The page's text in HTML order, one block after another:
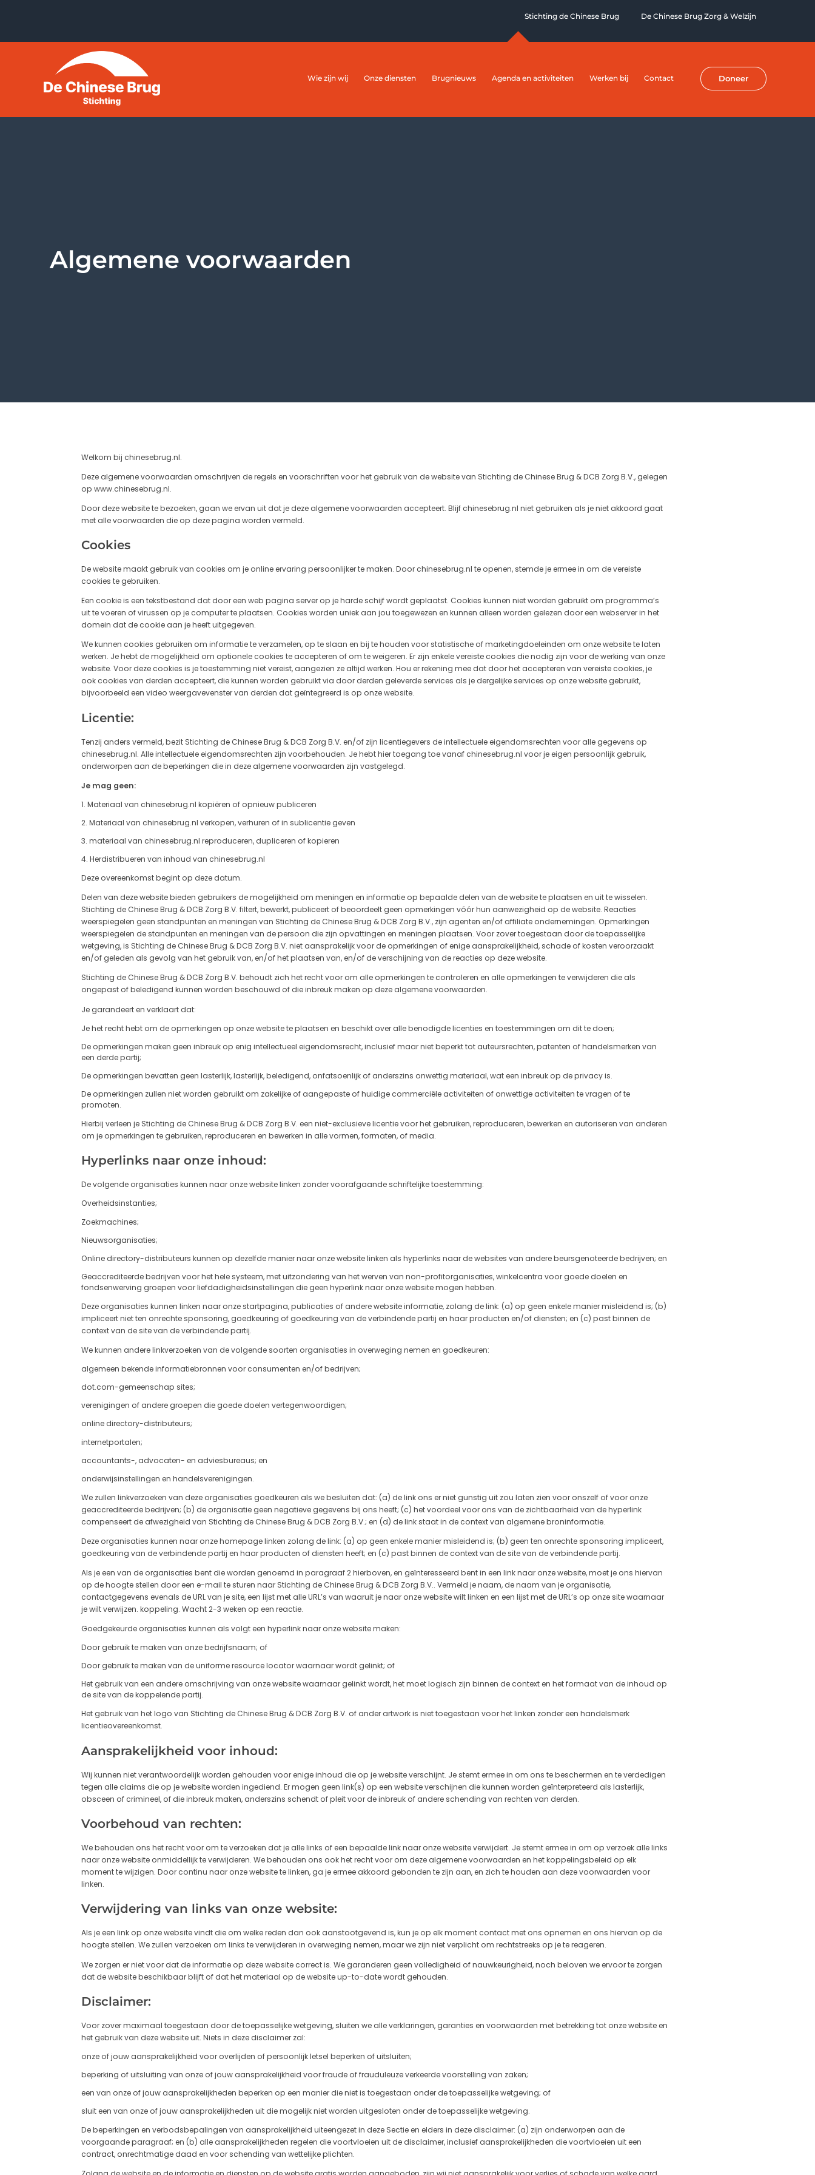
Stichting de Chinese Brug De Chinese Brug Zorg & Welzijn
Wie zijn wij Onze diensten Brugnieuws Agenda en activiteiten Werken bij Contact Doneer
Algemene voorwaarden
Welkom bij chinesebrug.nl.
Deze algemene voorwaarden omschrijven de regels en voorschriften voor het gebruik van de website van Stichting de Chinese Brug & DCB Zorg B.V., gelegen
op www.chinesebrug.nl.
Door deze website te bezoeken, gaan we ervan uit dat je deze algemene voorwaarden accepteert. Blijf chinesebrug.nl niet gebruiken als je niet akkoord gaat
met alle voorwaarden die op deze pagina worden vermeld.
Cookies
De website maakt gebruik van cookies om je online ervaring persoonlijker te maken. Door chinesebrug.nl te openen, stemde je ermee in om de vereiste
cookies te gebruiken.
Een cookie is een tekstbestand dat door een web pagina server op je harde schijf wordt geplaatst. Cookies kunnen niet worden gebruikt om programma’s
uit te voeren of virussen op je computer te plaatsen. Cookies worden uniek aan jou toegewezen en kunnen alleen worden gelezen door een webserver in het
domein dat de cookie aan je heeft uitgegeven.
We kunnen cookies gebruiken om informatie te verzamelen, op te slaan en bij te houden voor statistische of marketingdoeleinden om onze website te laten
werken. Je hebt de mogelijkheid om optionele cookies te accepteren of om te weigeren. Er zijn enkele vereiste cookies die nodig zijn voor de werking van onze
website. Voor deze cookies is je toestemming niet vereist, aangezien ze altijd werken. Hou er rekening mee dat door het accepteren van vereiste cookies, je
ook cookies van derden accepteert, die kunnen worden gebruikt via door derden geleverde services als je dergelijke services op onze website gebruikt,
bijvoorbeeld een video weergavevenster van derden dat geïntegreerd is op onze website.
Licentie:
Tenzij anders vermeld, bezit Stichting de Chinese Brug & DCB Zorg B.V. en/of zijn licentiegevers de intellectuele eigendomsrechten voor alle gegevens op
chinesebrug.nl. Alle intellectuele eigendomsrechten zijn voorbehouden. Je hebt hier toegang toe vanaf chinesebrug.nl voor je eigen persoonlijk gebruik,
onderworpen aan de beperkingen die in deze algemene voorwaarden zijn vastgelegd.
Je mag geen:
Materiaal van chinesebrug.nl kopiëren of opnieuw publiceren
Materiaal van chinesebrug.nl verkopen, verhuren of in sublicentie geven
materiaal van chinesebrug.nl reproduceren, dupliceren of kopieren
Herdistribueren van inhoud van chinesebrug.nl
Deze overeenkomst begint op deze datum.
Delen van deze website bieden gebruikers de mogelijkheid om meningen en informatie op bepaalde delen van de website te plaatsen en uit te wisselen.
Stichting de Chinese Brug & DCB Zorg B.V. filtert, bewerkt, publiceert of beoordeelt geen opmerkingen vóór hun aanwezigheid op de website. Reacties
weerspiegelen geen standpunten en meningen van Stichting de Chinese Brug & DCB Zorg B.V., zijn agenten en/of affiliate ondernemingen. Opmerkingen
weerspiegelen de standpunten en meningen van de persoon die zijn opvattingen en meningen plaatsen. Voor zover toegestaan ​​door de toepasselijke
wetgeving, is Stichting de Chinese Brug & DCB Zorg B.V. niet aansprakelijk voor de opmerkingen of enige aansprakelijkheid, schade of kosten veroorzaakt
en/of geleden als gevolg van het gebruik van, en/of het plaatsen van, en/of de verschijning van de reacties op deze website.
Stichting de Chinese Brug & DCB Zorg B.V. behoudt zich het recht voor om alle opmerkingen te controleren en alle opmerkingen te verwijderen die als
ongepast of beledigend kunnen worden beschouwd of die inbreuk maken op deze algemene voorwaarden.
Je garandeert en verklaart dat:
Je het recht hebt om de opmerkingen op onze website te plaatsen en beschikt over alle benodigde licenties en toestemmingen om dit te doen;
De opmerkingen maken geen inbreuk op enig intellectueel eigendomsrecht, inclusief maar niet beperkt tot auteursrechten, patenten of handelsmerken van
een derde partij;
De opmerkingen bevatten geen lasterlijk, lasterlijk, beledigend, onfatsoenlijk of anderszins onwettig materiaal, wat een inbreuk op de privacy is.
De opmerkingen zullen niet worden gebruikt om zakelijke of aangepaste of huidige commerciële activiteiten of onwettige activiteiten te vragen of te
promoten.
Hierbij verleen je Stichting de Chinese Brug & DCB Zorg B.V. een niet-exclusieve licentie voor het gebruiken, reproduceren, bewerken en autoriseren van anderen
om je opmerkingen te gebruiken, reproduceren en bewerken in alle vormen, formaten, of media.
Hyperlinks naar onze inhoud:
De volgende organisaties kunnen naar onze website linken zonder voorafgaande schriftelijke toestemming:
Overheidsinstanties;
Zoekmachines;
Nieuwsorganisaties;
Online directory-distributeurs kunnen op dezelfde manier naar onze website linken als hyperlinks naar de websites van andere beursgenoteerde bedrijven; en
Geaccrediteerde bedrijven voor het hele systeem, met uitzondering van het werven van non-profitorganisaties, winkelcentra voor goede doelen en
fondsenwerving groepen voor liefdadigheidsinstellingen die geen hyperlink naar onze website mogen hebben.
Deze organisaties kunnen linken naar onze startpagina, publicaties of andere website informatie, zolang de link: (a) op geen enkele manier misleidend is; (b)
impliceert niet ten onrechte sponsoring, goedkeuring of goedkeuring van de verbindende partij en haar producten en/of diensten; en (c) past binnen de
context van de site van de verbindende partij.
We kunnen andere linkverzoeken van de volgende soorten organisaties in overweging nemen en goedkeuren:
algemeen bekende informatiebronnen voor consumenten en/of bedrijven;
dot.com-gemeenschap sites;
verenigingen of andere groepen die goede doelen vertegenwoordigen;
online directory-distributeurs;
internetportalen;
accountants-, advocaten- en adviesbureaus; en
onderwijsinstellingen en handelsverenigingen.
We zullen linkverzoeken van deze organisaties goedkeuren als we besluiten dat: (a) de link ons ​​er niet gunstig uit zou laten zien voor onszelf of voor onze
geaccrediteerde bedrijven; (b) de organisatie geen negatieve gegevens bij ons heeft; (c) het voordeel voor ons van de zichtbaarheid van de hyperlink
compenseert de afwezigheid van Stichting de Chinese Brug & DCB Zorg B.V.; en (d) de link staat in de context van algemene broninformatie.
Deze organisaties kunnen naar onze homepage linken zolang de link: (a) op geen enkele manier misleidend is; (b) geen ten onrechte sponsoring impliceert,
goedkeuring van de verbindende partij en haar producten of diensten heeft; en (c) past binnen de context van de site van de verbindende partij.
Als je een van de organisaties bent die worden genoemd in paragraaf 2 hierboven, en geïnteresseerd bent in een link naar onze website, moet je ons hiervan
op de hoogte stellen door een e-mail te sturen naar Stichting de Chinese Brug & DCB Zorg B.V.. Vermeld je naam, de naam van je organisatie,
contactgegevens evenals de URL van je site, een lijst met alle URL’s van waaruit je naar onze website wilt linken en een lijst met de URL’s op onze site waarnaar
je wilt verwijzen. koppeling. Wacht 2-3 weken op een reactie.
Goedgekeurde organisaties kunnen als volgt een hyperlink naar onze website maken:
Door gebruik te maken van onze bedrijfsnaam; of
Door gebruik te maken van de uniforme resource locator waarnaar wordt gelinkt; of
Het gebruik van een andere omschrijving van onze website waarnaar gelinkt wordt, het moet logisch zijn binnen de context en het formaat van de inhoud op
de site van de koppelende partij.
Het gebruik van het logo van Stichting de Chinese Brug & DCB Zorg B.V. of ander artwork is niet toegestaan ​​voor het linken zonder een handelsmerk
licentieovereenkomst.
Aansprakelijkheid voor inhoud:
Wij kunnen niet verantwoordelijk worden gehouden voor enige inhoud die op je website verschijnt. Je stemt ermee in om ons te beschermen en te verdedigen
tegen alle claims die op je website worden ingediend. Er mogen geen link(s) op een website verschijnen die kunnen worden geïnterpreteerd als lasterlijk,
obsceen of crimineel, of die inbreuk maken, anderszins schendt of pleit voor de inbreuk of andere schending van rechten van derden.
Voorbehoud van rechten:
We behouden ons het recht voor om te verzoeken dat je alle links of een bepaalde link naar onze website verwijdert. Je stemt ermee in om op verzoek alle links
naar onze website onmiddellijk te verwijderen. We behouden ons ook het recht voor om deze algemene voorwaarden en het koppelingsbeleid op elk
moment te wijzigen. Door continu naar onze website te linken, ga je ermee akkoord gebonden te zijn aan, en zich te houden aan deze voorwaarden voor
linken.
Verwijdering van links van onze website:
Als je een link op onze website vindt die om welke reden dan ook aanstootgevend is, kun je op elk moment contact met ons opnemen en ons hiervan op de
hoogte stellen. We zullen verzoeken om links te verwijderen in overweging nemen, maar we zijn niet verplicht om rechtstreeks op je te reageren.
We zorgen er niet voor dat de informatie op deze website correct is. We garanderen geen volledigheid of nauwkeurigheid, noch beloven we ervoor te zorgen
dat de website beschikbaar blijft of dat het materiaal op de website up-to-date wordt gehouden.
Disclaimer:
Voor zover maximaal toegestaan ​​door de toepasselijke wetgeving, sluiten we alle verklaringen, garanties en voorwaarden met betrekking tot onze website en
het gebruik van deze website uit. Niets in deze disclaimer zal:
onze of jouw aansprakelijkheid voor overlijden of persoonlijk letsel beperken of uitsluiten;
beperking of uitsluiting van onze of jouw aansprakelijkheid voor fraude of frauduleuze verkeerde voorstelling van zaken;
een van onze of jouw aansprakelijkheden beperken op een manier die niet is toegestaan ​​onder de toepasselijke wetgeving; of
sluit een van onze of jouw aansprakelijkheden uit die mogelijk niet worden uitgesloten onder de toepasselijke wetgeving.
De beperkingen en verbodsbepalingen van aansprakelijkheid uiteengezet in deze Sectie en elders in deze disclaimer: (a) zijn onderworpen aan de
voorgaande paragraaf; en (b) alle aansprakelijkheden regelen die voortvloeien uit de disclaimer, inclusief aansprakelijkheden die voortvloeien uit een
contract, onrechtmatige daad en voor schending van wettelijke plichten.